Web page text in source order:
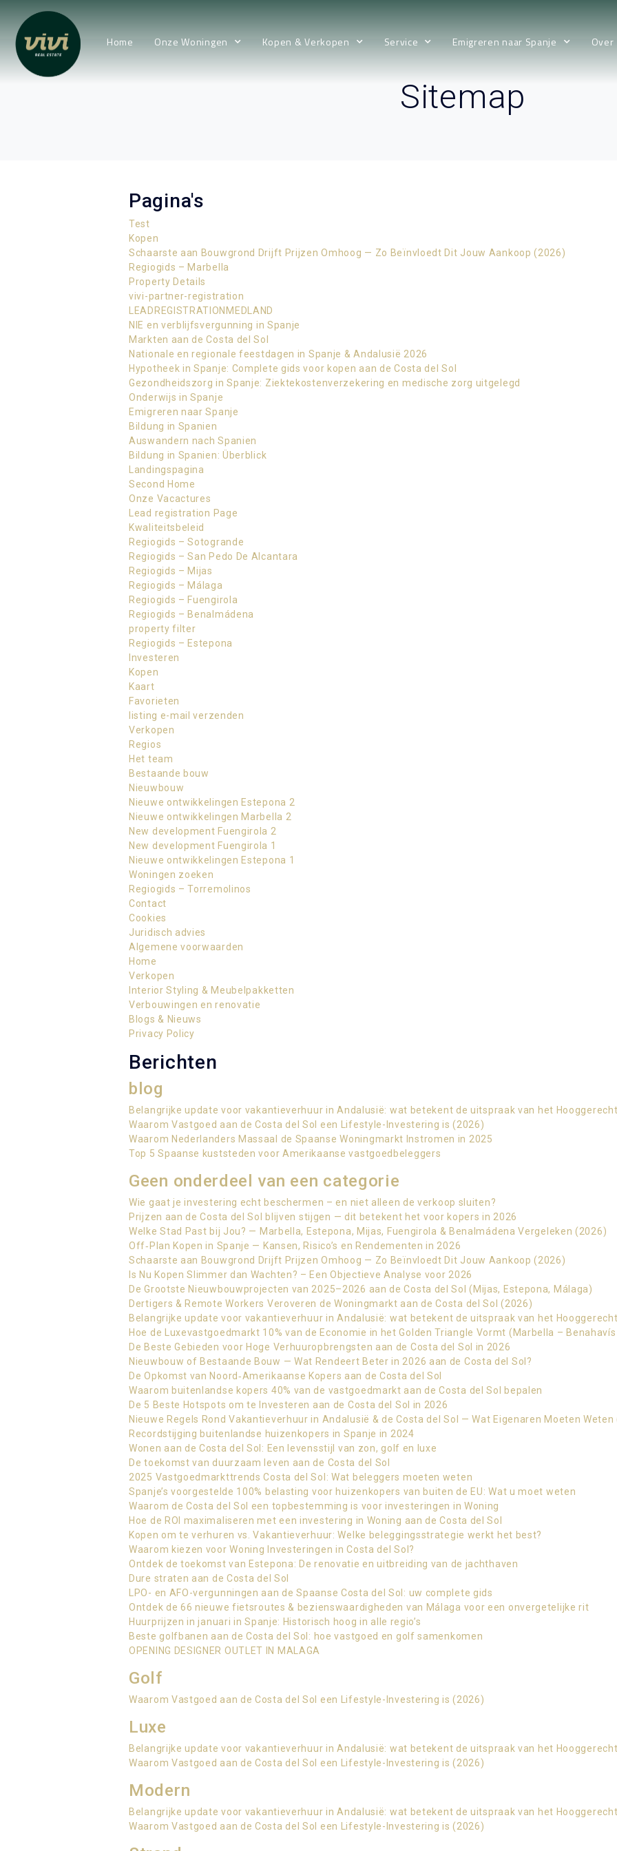
Home Onze Woningen Kopen & Verkopen Service Emigreren naar Spanje Over
Sitemap
Pagina's
Test
Kopen
Schaarste aan Bouwgrond Drijft Prijzen Omhoog — Zo Beïnvloedt Dit Jouw Aankoop (2026)
Regiogids – Marbella
Property Details
vivi-partner-registration
LEADREGISTRATIONMEDLAND
NIE en verblijfsvergunning in Spanje
Markten aan de Costa del Sol
Nationale en regionale feestdagen in Spanje & Andalusië 2026
Hypotheek in Spanje: Complete gids voor kopen aan de Costa del Sol
Gezondheidszorg in Spanje: Ziektekostenverzekering en medische zorg uitgelegd
Onderwijs in Spanje
Emigreren naar Spanje
Bildung in Spanien
Auswandern nach Spanien
Bildung in Spanien: Überblick
Landingspagina
Second Home
Onze Vacactures
Lead registration Page
Kwaliteitsbeleid
Regiogids – Sotogrande
Regiogids – San Pedo De Alcantara
Regiogids – Mijas
Regiogids – Málaga
Regiogids – Fuengirola
Regiogids – Benalmádena
property filter
Regiogids – Estepona
Investeren
Kopen
Kaart
Favorieten
listing e-mail verzenden
Verkopen
Regios
Het team
Bestaande bouw
Nieuwbouw
Nieuwe ontwikkelingen Estepona 2
Nieuwe ontwikkelingen Marbella 2
New development Fuengirola 2
New development Fuengirola 1
Nieuwe ontwikkelingen Estepona 1
Woningen zoeken
Regiogids – Torremolinos
Contact
Cookies
Juridisch advies
Algemene voorwaarden
Home
Verkopen
Interior Styling & Meubelpakketten​
Verbouwingen en renovatie
Blogs & Nieuws
Privacy Policy
Berichten
blog
Belangrijke update voor vakantieverhuur in Andalusië: wat betekent de uitspraak van het
Waarom Vastgoed aan de Costa del Sol een Lifestyle-Investering is (2026)
Waarom Nederlanders Massaal de Spaanse Woningmarkt Instromen in 2025
Top 5 Spaanse kuststeden voor Amerikaanse vastgoedbeleggers
Geen onderdeel van een categorie
Wie gaat je investering echt beschermen – en niet alleen de verkoop sluiten?
Prijzen aan de Costa del Sol blijven stijgen — dit betekent het voor kopers in 2026
Welke Stad Past bij Jou? — Marbella, Estepona, Mijas, Fuengirola & Benalmádena Vergeleken (2026)
Off‑Plan Kopen in Spanje — Kansen, Risico’s en Rendementen in 2026
Schaarste aan Bouwgrond Drijft Prijzen Omhoog — Zo Beïnvloedt Dit Jouw Aankoop (2026)
Is Nu Kopen Slimmer dan Wachten? – Een Objectieve Analyse voor 2026
De Grootste Nieuwbouwprojecten van 2025–2026 aan de Costa del Sol (Mijas, Estepona, Málaga)
Dertigers & Remote Workers Veroveren de Woningmarkt aan de Costa del Sol (2026)
Belangrijke update voor vakantieverhuur in Andalusië: wat betekent de uitspraak van het
Hoe de Luxevastgoedmarkt 10% van de Economie in het Golden Triangle Vormt (Marbella –
De Beste Gebieden voor Hoge Verhuuropbrengsten aan de Costa del Sol in 2026
Nieuwbouw of Bestaande Bouw — Wat Rendeert Beter in 2026 aan de Costa del Sol?
De Opkomst van Noord‑Amerikaanse Kopers aan de Costa del Sol
Waarom buitenlandse kopers 40% van de vastgoedmarkt aan de Costa del Sol bepalen
De 5 Beste Hotspots om te Investeren aan de Costa del Sol in 2026
Nieuwe Regels Rond Vakantieverhuur in Andalusië & de Costa del Sol — Wat Eigenaren Moeten Weten
Recordstijging buitenlandse huizenkopers in Spanje in 2024
Wonen aan de Costa del Sol: Een levensstijl van zon, golf en luxe
De toekomst van duurzaam leven aan de Costa del Sol
2025 Vastgoedmarkttrends Costa del Sol: Wat beleggers moeten weten
Spanje’s voorgestelde 100% belasting voor huizenkopers van buiten de EU: Wat u moet weten
Waarom de Costa del Sol een topbestemming is voor investeringen in Woning
Hoe de ROI maximaliseren met een investering in Woning aan de Costa del Sol
Kopen om te verhuren vs. Vakantieverhuur: Welke beleggingsstrategie werkt het best?
Waarom kiezen voor Woning Investeringen in Costa del Sol?
Ontdek de toekomst van Estepona: De renovatie en uitbreiding van de jachthaven
Dure straten aan de Costa del Sol
LPO- en AFO-vergunningen aan de Spaanse Costa del Sol: uw complete gids
Ontdek de 66 nieuwe fietsroutes & bezienswaardigheden van Málaga voor een onvergetelijke rit
Huurprijzen in januari in Spanje: Historisch hoog in alle regio’s
Beste golfbanen aan de Costa del Sol: hoe vastgoed en golf samenkomen
OPENING DESIGNER OUTLET IN MALAGA
Golf
Waarom Vastgoed aan de Costa del Sol een Lifestyle-Investering is (2026)
Luxe
Belangrijke update voor vakantieverhuur in Andalusië: wat betekent de uitspraak van het
Waarom Vastgoed aan de Costa del Sol een Lifestyle-Investering is (2026)
Modern
Belangrijke update voor vakantieverhuur in Andalusië: wat betekent de uitspraak van het
Waarom Vastgoed aan de Costa del Sol een Lifestyle-Investering is (2026)